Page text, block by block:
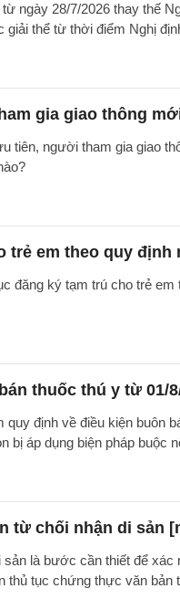
ngày 28/7/2026 thay thế
giải thể từ thời điểm Nghị
gia giao thông
tiên, người tham gia giao
trẻ em theo quy định
đăng ký tạm trú cho trẻ
thuốc thú y từ 01/
định về điều kiện buôn
bị áp dụng biện pháp
từ chối nhận di sản
là bước cần thiết để
thủ tục chứng thực văn